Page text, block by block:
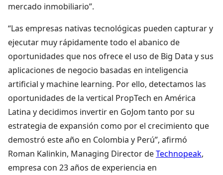
mercado inmobiliario”.
“Las empresas nativas tecnológicas pueden capturar y
ejecutar muy rápidamente todo el abanico de
oportunidades que nos ofrece el uso de Big Data y sus
aplicaciones de negocio basadas en inteligencia
artificial y machine learning. Por ello, detectamos las
oportunidades de la vertical PropTech en América
Latina y decidimos invertir en GoJom tanto por su
estrategia de expansión como por el crecimiento que
demostró este año en Colombia y Perú”, afirmó
Roman Kalinkin, Managing Director deTechnopeak,
empresa con 23 años de experiencia en